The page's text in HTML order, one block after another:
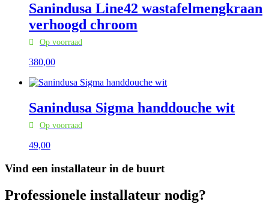
Sanindusa Line42 wastafelmengkraan
verhoogd chroom
Op voorraad
380,00
Sanindusa Sigma handdouche wit
Op voorraad
49,00
Vind een installateur in de buurt
Professionele installateur nodig?